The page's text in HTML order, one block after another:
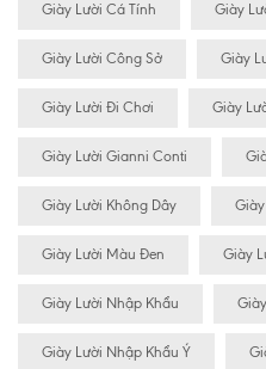
Giày Lười Cá Tính Giày
Giày Lười Công Sở Giày
Giày Lười Đi Chơi Giày
Giày Lười Gianni Conti
Giày Lười Không Dây
Giày Lười Màu Đen Giày
Giày Lười Nhập Khẩu
Giày Lười Nhập Khẩu Ý